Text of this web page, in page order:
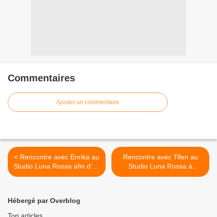
Commentaires
Ajouter un commentaire
< Rencontre avec Enrika au
Studio Luna Rossa afin d’en
apprendre plus sur son
Rencontre avec Tifen au
Studio Luna Rossa à
l’occasion de la parution de
Hébergé par Overblog